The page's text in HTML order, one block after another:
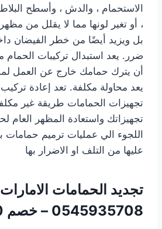
الاستحمام ، والدش ، وأسطح
، أو تغير لونها مما لا يقلل من
بل ويزيد أيضًا من خطر الفيضان
ضرر. يعد استبدال تركيبات الحمام
أن يترك حمامك خارج عن العمل
يعد محاولة مكلفة. تعد إعادة
تجهيزات الحمامات طريقة غير
تجهيزاتك واستعادة المظهر العام
اللجوء الي عمليات ترميم حمامات
عليها من التلف او الاضرار بها
تجديد الحمامات الامارات
0545935708 – خصم 40%